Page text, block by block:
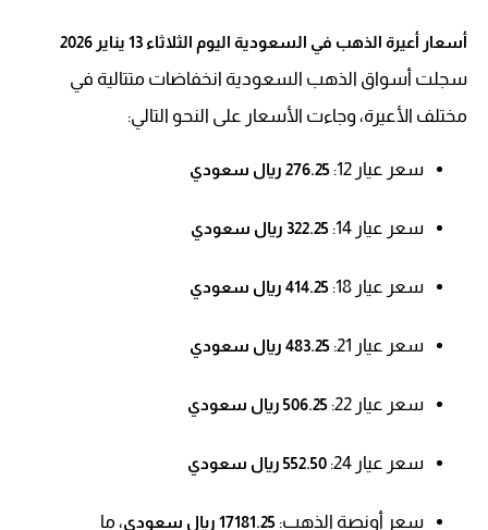
أسعار أعيرة الذهب في السعودية اليوم الثلاثاء 13 يناير 2026
سجلت أسواق الذهب السعودية انخفاضات متتالية في
مختلف الأعيرة، وجاءت الأسعار على النحو التالي:
سعر عيار 12: 276.25 ريال سعودي
سعر عيار 14: 322.25 ريال سعودي
سعر عيار 18: 414.25 ريال سعودي
سعر عيار 21: 483.25 ريال سعودي
سعر عيار 22: 506.25 ريال سعودي
سعر عيار 24: 552.50 ريال سعودي
سعر أونصة الذهب: 17181.25 ريال سعودي
، ما